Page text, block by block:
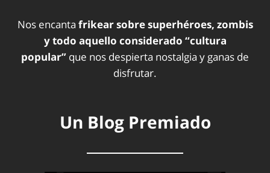
Nos encanta frikear sobre superhéroes, zombis
y todo aquello considerado “cultura
popular” que nos despierta nostalgia y ganas de
disfrutar.
Un Blog Premiado